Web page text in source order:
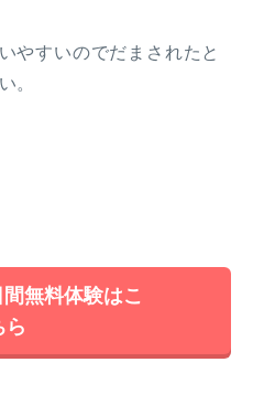
やすいのでだまされたと
。
無料体験はこ
ら